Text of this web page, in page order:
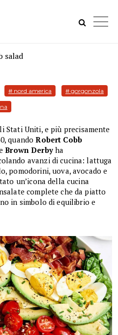
salad
# nord america # gorgonzola
Stati Uniti, e più precisamente
quando Robert Cobb
Brown Derbyha
avanzi di cucina: lattuga
pomodorini, uova, avocado e
un’icona della cucina
complete che da piatto
in simbolo di equilibrio e